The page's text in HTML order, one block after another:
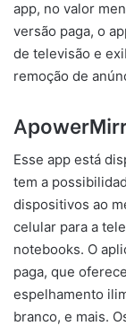
app, no valor
versão paga, o
de televisão e
remoção de
Esse app está
tem a
dispositivos ao
celular para a
notebooks. O
paga, que
espelhamento
branco, e mais.